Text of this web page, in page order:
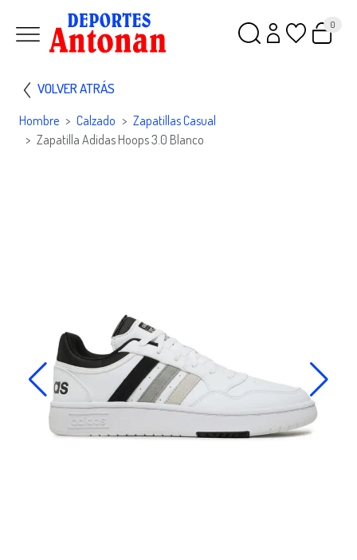
0
VOLVER ATRÁS
Hombre Calzado
Zapatillas Casual
Zapatilla Adidas Hoops 3.0 Blanco